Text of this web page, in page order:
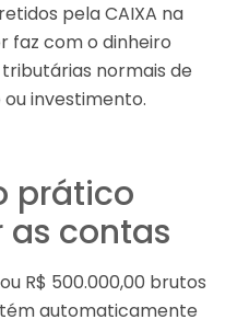
pela CAIXA na
faz com o dinheiro
normais de
investimento.
prático
contas
R$ 500.000,00 brutos
automaticamente